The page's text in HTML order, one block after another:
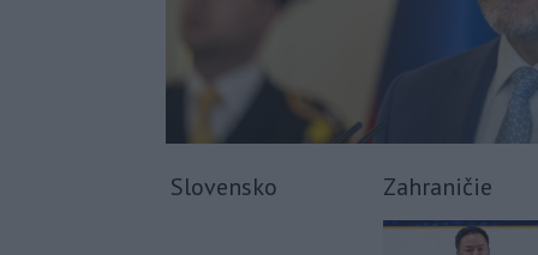
Slovensko Zahraničie